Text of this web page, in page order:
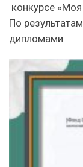
конкурсе
По
дипломами